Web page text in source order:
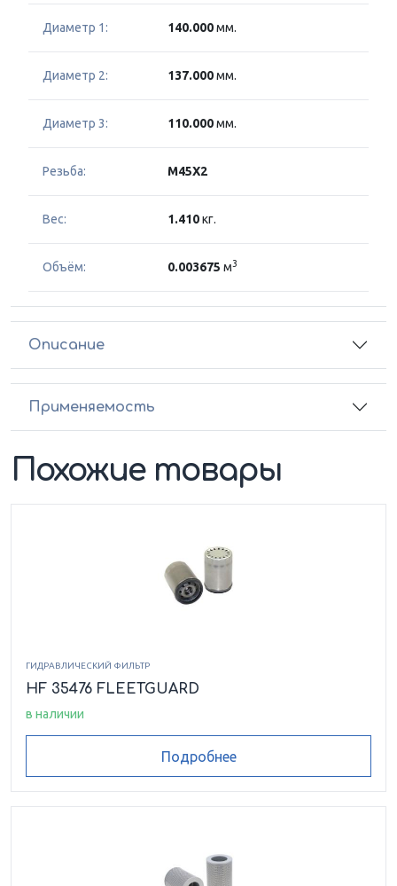
Диаметр 1: 140.000мм.
Диаметр 2: 137.000мм.
Диаметр 3: 110.000мм.
Резьба: M45X2
Вес: 1.410кг.
Объём: 0.003675 м3
Описание
Применяемость
Похожие товары
ГИДРАВЛИЧЕСКИЙ ФИЛЬТР
HF 35476 FLEETGUARD
в наличии
Подробнее